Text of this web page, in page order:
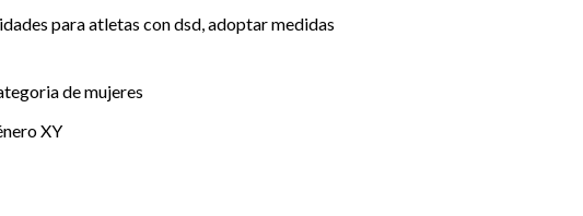
para atletas con dsd, adoptar medidas
de mujeres
XY